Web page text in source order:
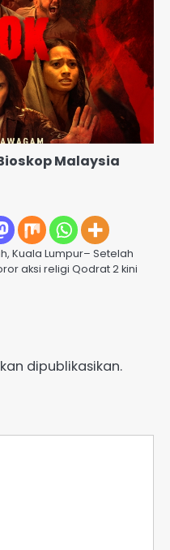
Malaysia
Kuala Lumpur– Setelah
aksi religi Qodrat 2 kini
dipublikasikan.